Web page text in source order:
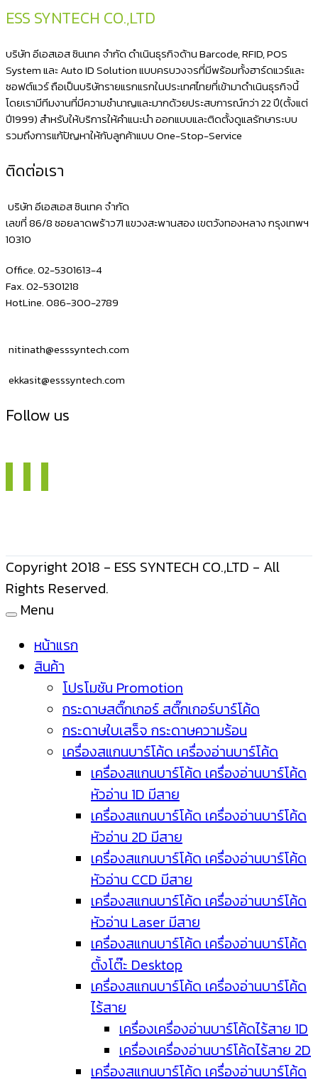
ESS SYNTECH CO.,LTD
บริษัท อีเอสเอส ซินเทค จำกัด ดำเนินธุรกิจด้าน Barcode, RFID, POS
System และ Auto ID Solution แบบครบวงจรที่มีพร้อมทั้งฮาร์ดแวร์และ
ซอฟต์แวร์ ถือเป็นบริษัทรายแรกแรกในประเทศไทยที่เข้ามาดำเนินธุรกิจนี้
โดยเรามีทีมงานที่มีความชำนาญและมากด้วยประสบการณ์กว่า 22 ปี(ตั้งแต่
ปี1999) สำหรับให้บริการให้คำแนะนำ ออกแบบและติดตั้งดูแลรักษาระบบ
รวมถึงการแก้ปัญหาให้กับลูกค้าแบบ One-Stop-Service
ติดต่อเรา
บริษัท อีเอสเอส ซินเทค จำกัด
เลขที่ 86/8 ซอยลาดพร้าว71 แขวงสะพานสอง เขตวังทองหลาง กรุงเทพฯ
10310
Office. 02-5301613-4
Fax. 02-5301218
HotLine. 086-300-2789
nitinath@esssyntech.com
ekkasit@esssyntech.com
Follow us
Copyright 2018 - ESS SYNTECH CO.,LTD - All
Rights Reserved.
Menu
หน้าแรก
สินค้า
โปรโมชัน Promotion
กระดาษสติ๊กเกอร์ สติ๊กเกอร์บาร์โค้ด
กระดาษใบเสร็จ กระดาษความร้อน
เครื่องสแกนบาร์โค้ด เครื่องอ่านบาร์โค้ด
เครื่องสแกนบาร์โค้ด เครื่องอ่านบาร์โค้ด
หัวอ่าน 1D มีสาย
เครื่องสแกนบาร์โค้ด เครื่องอ่านบาร์โค้ด
หัวอ่าน 2D มีสาย
เครื่องสแกนบาร์โค้ด เครื่องอ่านบาร์โค้ด
หัวอ่าน CCD มีสาย
เครื่องสแกนบาร์โค้ด เครื่องอ่านบาร์โค้ด
หัวอ่าน Laser มีสาย
เครื่องสแกนบาร์โค้ด เครื่องอ่านบาร์โค้ด
ตั้งโต๊ะ Desktop
เครื่องสแกนบาร์โค้ด เครื่องอ่านบาร์โค้ด
ไร้สาย
เครื่องเครื่องอ่านบาร์โค้ดไร้สาย 1D
เครื่องเครื่องอ่านบาร์โค้ดไร้สาย 2D
เครื่องสแกนบาร์โค้ด เครื่องอ่านบาร์โค้ด